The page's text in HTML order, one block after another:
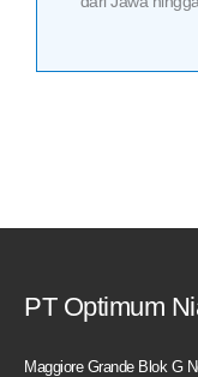
PT Optimum
Maggiore Grande Blok G